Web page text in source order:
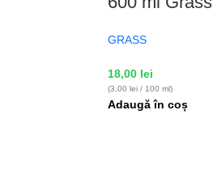
GRASS
18,00 lei
(3,00 lei / 100 ml)
Adaugă în coș